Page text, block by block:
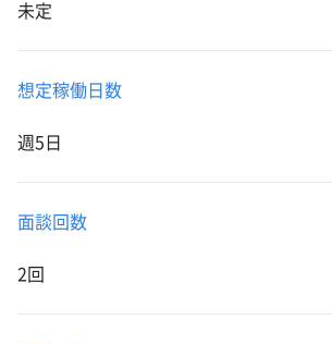
未定
想定稼働日数
週5日
面談回数
2回